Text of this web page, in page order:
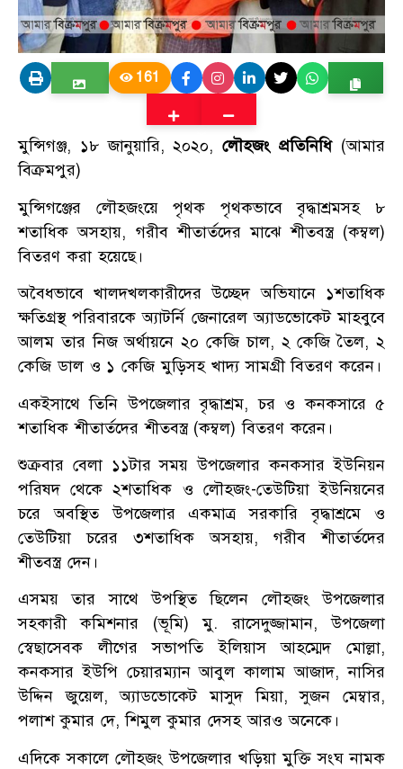
161
মুন্সিগঞ্জ, ১৮ জানুয়ারি, ২০২০,লৌহজং প্রতিনিধি (আমার
বিক্রমপুর)
মুন্সিগঞ্জের লৌহজংয়ে পৃথক পৃথকভাবে বৃদ্ধাশ্রমসহ ৮
শতাধিক অসহায়, গরীব শীতার্তদের মাঝে শীতবস্ত্র (কম্বল)
বিতরণ করা হয়েছে।
অবৈধভাবে খালদখলকারীদের উচ্ছেদ অভিযানে ১শতাধিক
ক্ষতিগ্রস্থ পরিবারকে অ্যাটর্নি জেনারেল অ্যাডভোকেট মাহবুবে
আলম তার নিজ অর্থায়নে ২০ কেজি চাল, ২ কেজি তৈল, ২
কেজি ডাল ও ১ কেজি মুড়িসহ খাদ্য সামগ্রী বিতরণ করেন।
একইসাথে তিনি উপজেলার বৃদ্ধাশ্রম, চর ও কনকসারে ৫
শতাধিক শীতার্তদের শীতবস্ত্র (কম্বল) বিতরণ করেন।
শুক্রবার বেলা ১১টার সময় উপজেলার কনকসার ইউনিয়ন
পরিষদ থেকে ২শতাধিক ও লৌহজং-তেউটিয়া ইউনিয়নের
চরে অবস্থিত উপজেলার একমাত্র সরকারি বৃদ্ধাশ্রমে ও
তেউটিয়া চরের ৩শতাধিক অসহায়, গরীব শীতার্তদের
শীতবস্ত্র দেন।
এসময় তার সাথে উপস্থিত ছিলেন লৌহজং উপজেলার
সহকারী কমিশনার (ভূমি) মু. রাসেদুজ্জামান, উপজেলা
স্বেছাসেবক লীগের সভাপতি ইলিয়াস আহম্মেদ মোল্লা,
কনকসার ইউপি চেয়ারম্যান আবুল কালাম আজাদ, নাসির
উদ্দিন জুয়েল, অ্যাডভোকেট মাসুদ মিয়া, সুজন মেম্বার,
পলাশ কুমার দে, শিমুল কুমার দেসহ আরও অনেকে।
এদিকে সকালে লৌহজং উপজেলার খড়িয়া মুক্তি সংঘ নামক